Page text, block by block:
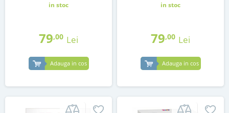
in stoc
79,00 Lei
Adauga in cos
in stoc
79,00 Lei
Adauga in cos